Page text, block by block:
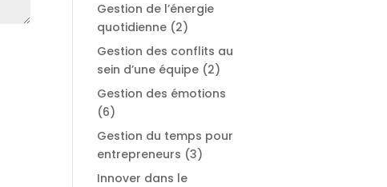
Gestion de l’énergie
quotidienne(2)
Gestion des conflits au
sein d’une équipe(2)
Gestion des émotions
(6)
Gestion du temps pour
entrepreneurs (3)
Innover dans le